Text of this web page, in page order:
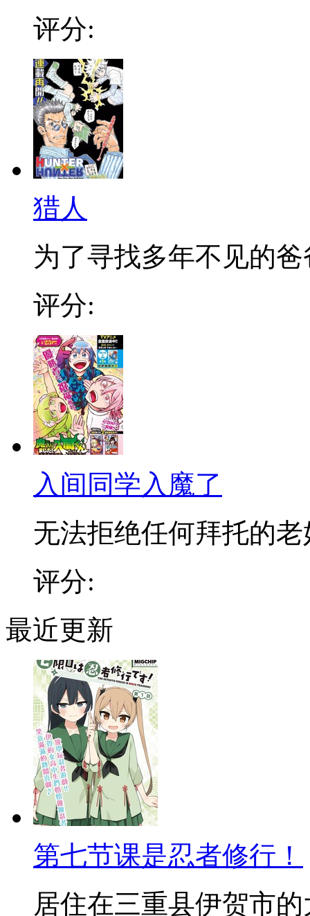
评分:
猎人
为了寻找多年不见的爸
评分:
入间同学入魔了
无法拒绝任何拜托的老
评分:
最近更新
第七节课是忍者修行！
居住在三重县伊贺市的